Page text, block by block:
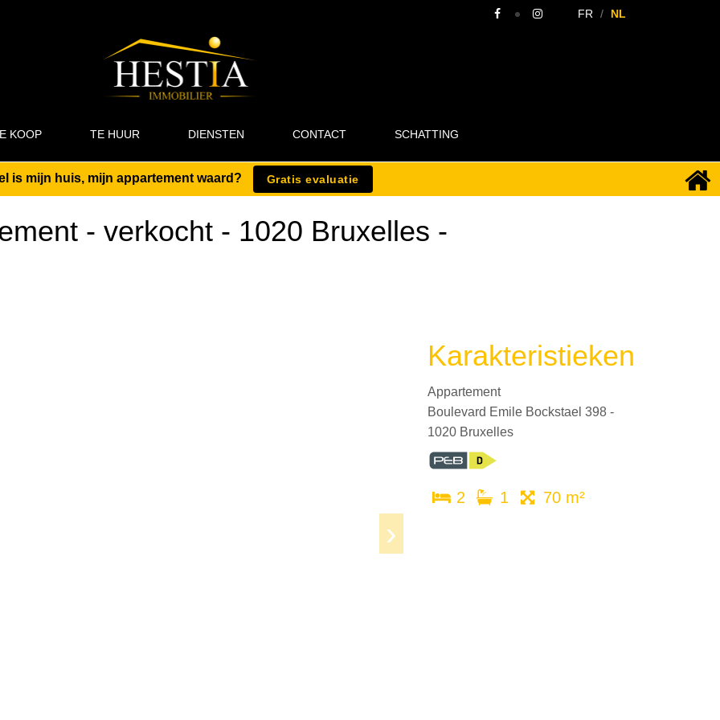
FR NL
KOOP TE HUUR DIENSTEN CONTACT SCHATTING
is mijn huis, mijn appartement waard? Gratis evaluatie
- verkocht - 1020 Bruxelles -
Karakteristieken
Appartement
Boulevard Emile Bockstael 398 -
1020 Bruxelles
2 1 70 m²